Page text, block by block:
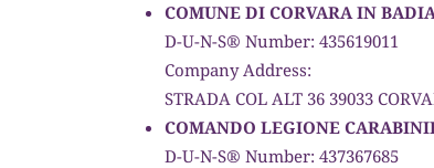
COMUNE DI CORVARA IN
D-U-N-S® Number: 435619011
Company Address:
STRADA COL ALT 36 39033
COMANDO LEGIONE
D-U-N-S® Number: 437367685